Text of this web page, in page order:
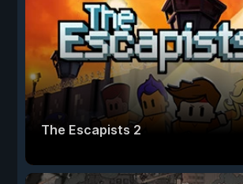
The Escapists 2